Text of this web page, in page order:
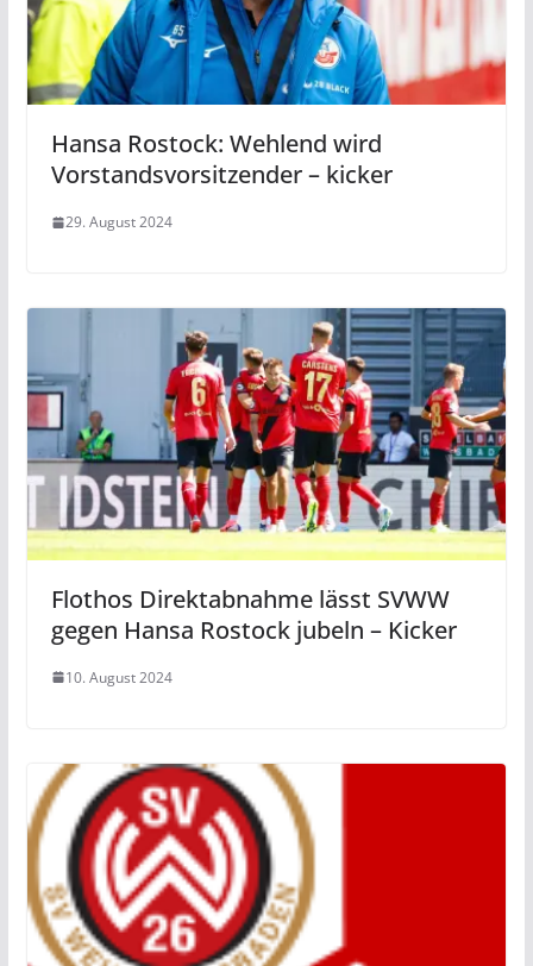
Hansa Rostock: Wehlend wird
Vorstandsvorsitzender – kicker
29. August 2024
Flothos Direktabnahme lässt SVWW
gegen Hansa Rostock jubeln – Kicker
10. August 2024